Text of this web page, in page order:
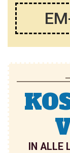
IN ALLE